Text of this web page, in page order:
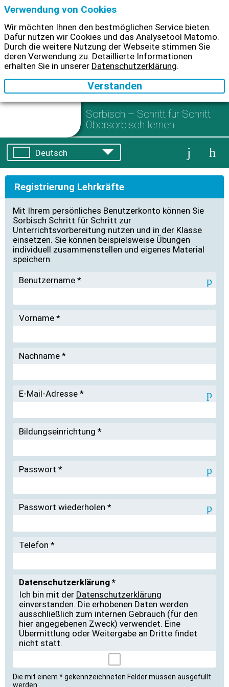
Verwendung von Cookies
Wir möchten Ihnen den bestmöglichen Service bieten.
Dafür nutzen wir Cookies und das Analysetool Matomo.
Durch die weitere Nutzung der Webseite stimmen Sie
deren Verwendung zu. Detaillierte Informationen
erhalten Sie in unserer Datenschutzerklärung.
Sorbisch – Schritt für Schritt
Obersorbisch lernen
Deutsch
hornjoserbšćina
Registrierung Lehrkräfte
Mit Ihrem persönliches Benutzerkonto können Sie
Sorbisch Schritt für Schritt zur
Unterrichtsvorbereitung nutzen und in der Klasse
einsetzen. Sie können beispielsweise Übungen
individuell zusammenstellen und eigenes Material
speichern.
Benutzername *
Vorname *
Nachname *
E-Mail-Adresse *
Bildungseinrichtung *
Passwort *
Passwort wiederholen *
Telefon *
Datenschutzerklärung *
Ich bin mit der Datenschutzerklärung
einverstanden. Die erhobenen Daten werden
ausschließlich zum internen Gebrauch (für den
hier angegebenen Zweck) verwendet. Eine
Übermittlung oder Weitergabe an Dritte findet
nicht statt.
Die mit einem * gekennzeichneten Felder müssen ausgefüllt
werden.